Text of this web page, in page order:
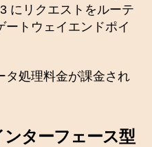
にリクエストをルーテ
ートウェイエンドポイ
タ処理料金が課金され
ターフェース型